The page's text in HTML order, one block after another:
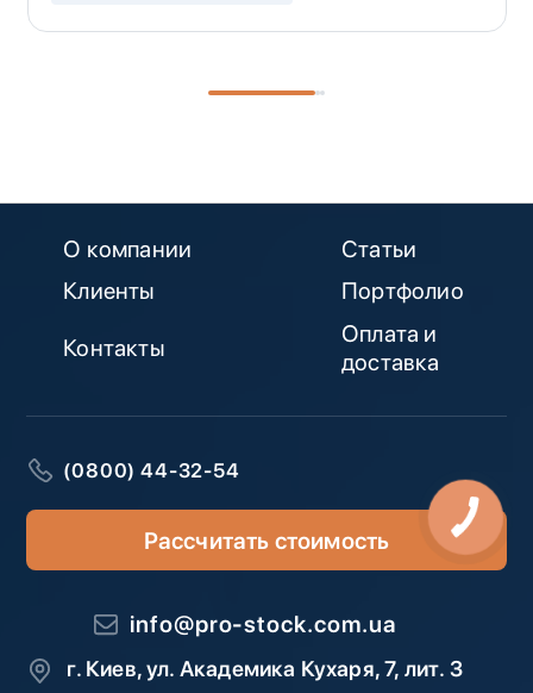
О компании
Статьи
Клиенты
Портфолио
Контакты
Оплата и
доставка
(0800) 44-32-54
Рассчитать стоимость
info@pro-stock.com.ua
г. Киев, ул. Академика Кухаря, 7, лит. З